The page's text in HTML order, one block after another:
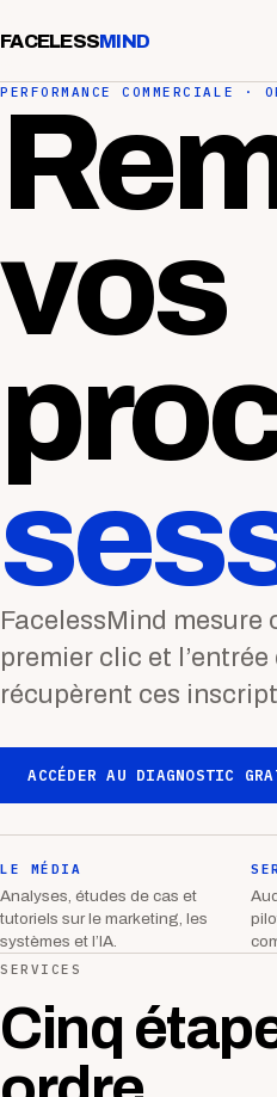
FACELESSMIND
PERFORMANCE COMMERCIALE ·
vos
FacelessMind
premier clic et
récupèrent ces
ACCÉDER AU DIAGNOSTIC
LE MÉDIA
Analyses, études de cas et
tutoriels sur le marketing, les
systèmes et l’IA.
SERVICES
Cinq